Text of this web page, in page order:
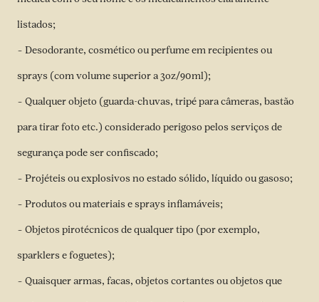
listados;
– Desodorante, cosmético ou perfume em recipientes ou
sprays (com volume superior a 3oz/90ml);
– Qualquer objeto (guarda-chuvas, tripé para câmeras, bastão
para tirar foto etc.) considerado perigoso pelos serviços de
segurança pode ser confiscado;
– Projéteis ou explosivos no estado sólido, líquido ou gasoso;
– Produtos ou materiais e sprays inflamáveis;
– Objetos pirotécnicos de qualquer tipo (por exemplo,
sparklers e foguetes);
– Quaisquer armas, facas, objetos cortantes ou objetos que